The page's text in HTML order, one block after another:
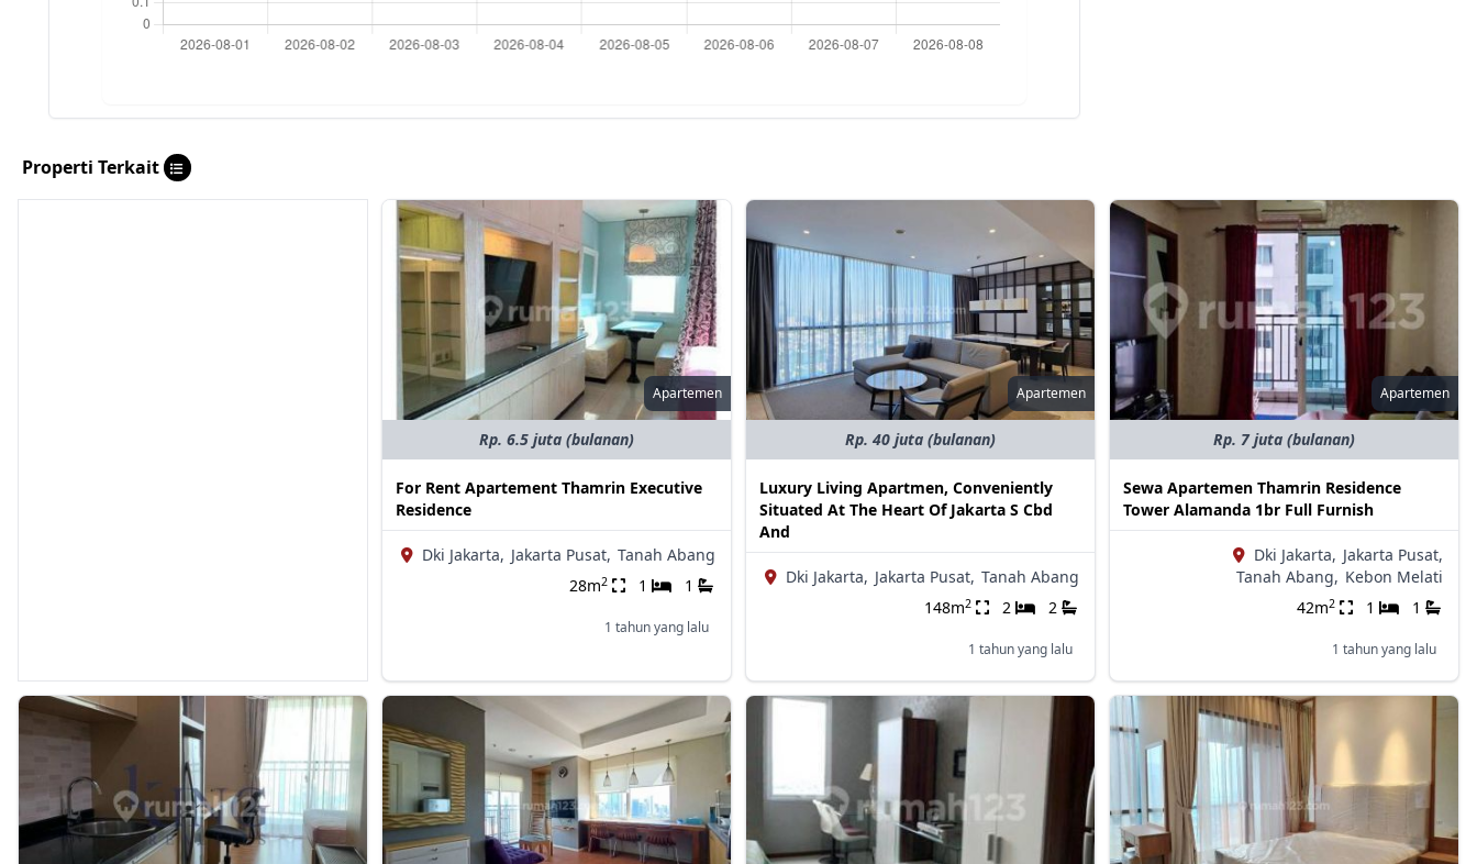
Properti Terkait
Apartemen
Rp. 6.5 juta (bulanan)
For Rent Apartement Thamrin Executive
Residence
Dki Jakarta, Jakarta Pusat, Tanah Abang
28m2 1 1
1 tahun yang lalu
Apartemen
Rp. 40 juta (bulanan)
Luxury Living Apartmen, Conveniently
Situated At The Heart Of Jakarta S Cbd
And
Dki Jakarta, Jakarta Pusat, Tanah Abang
148m2 2 2
1 tahun yang lalu
Apartemen
Rp. 7 juta (bulanan)
Sewa Apartemen Thamrin Residence
Tower Alamanda 1br Full Furnish
Dki Jakarta, Jakarta Pusat,
Tanah Abang, Kebon Melati
42m2 1 1
1 tahun yang lalu